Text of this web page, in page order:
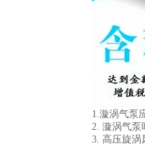
1.漩涡气泵
2. 漩涡气泵
3. 高压旋涡